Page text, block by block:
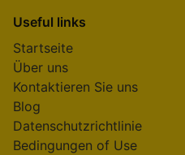
Useful links
Startseite
Über uns
Kontaktieren Sie uns
Blog
Datenschutzrichtlinie
Bedingungen of Use